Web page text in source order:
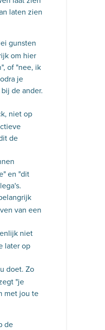
laten zien
gunsten
om hier
of "nee, ik
je
de ander.
niet op
de
en "dit
van een
niet
later op
doet. Zo
"je
met jou te
de